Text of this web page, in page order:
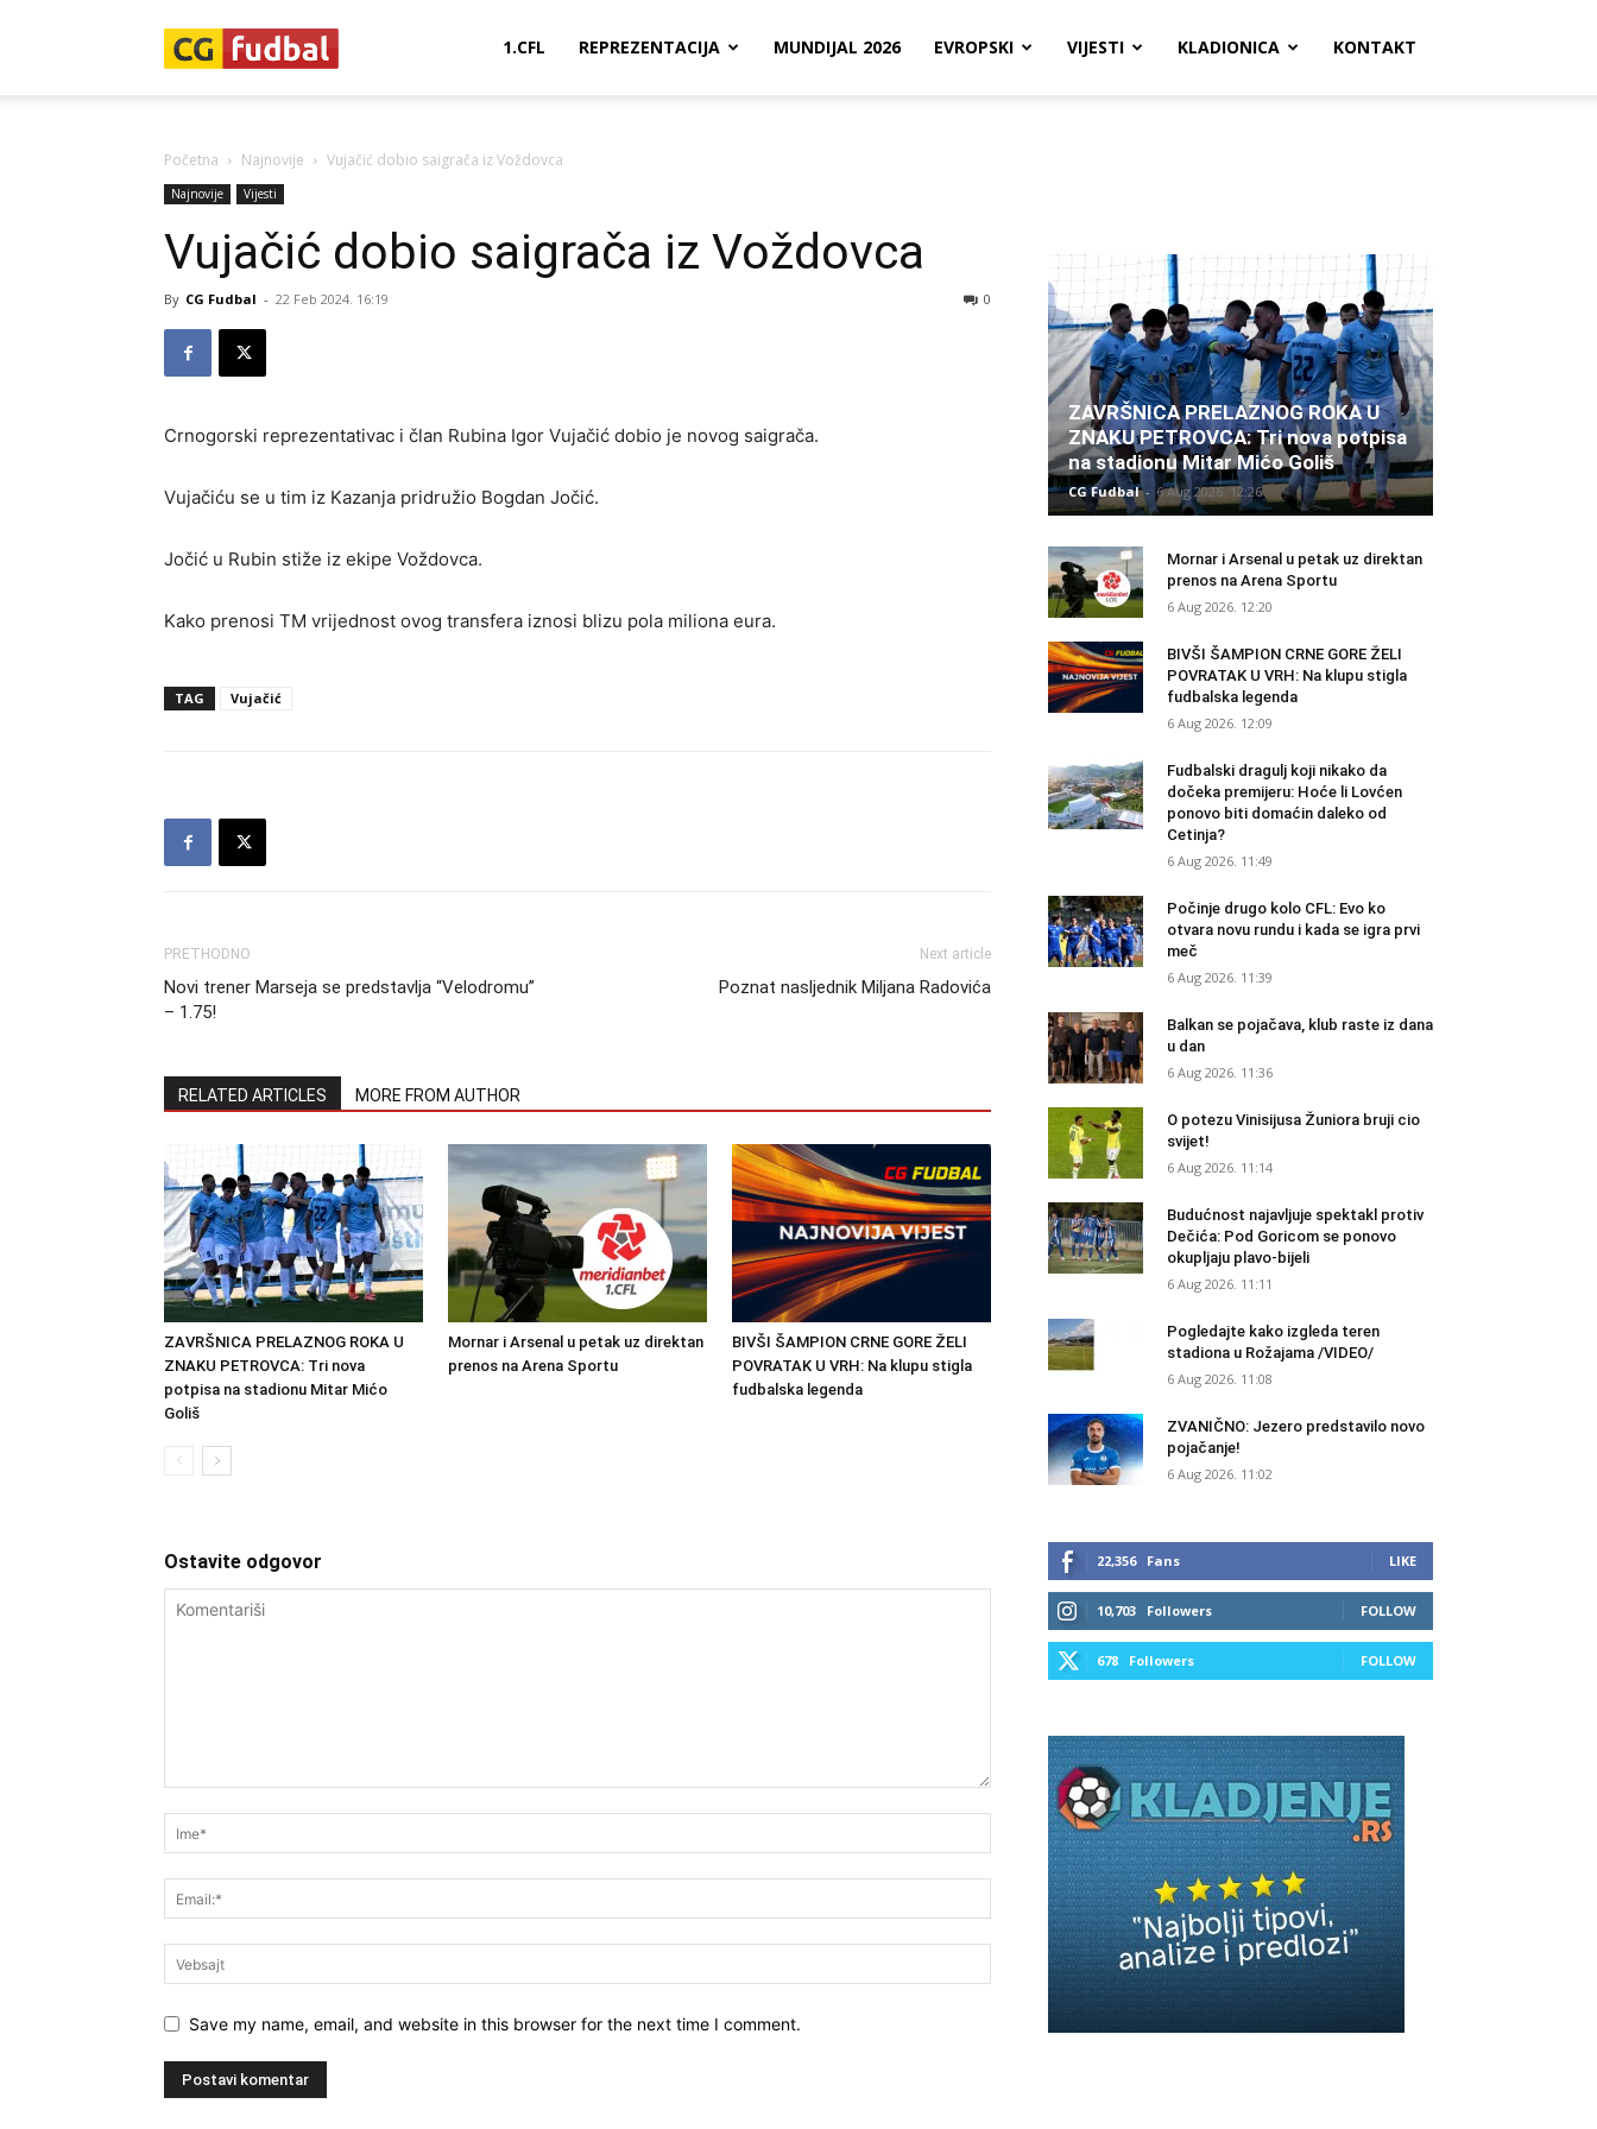
1.CFL REPREZENTACIJA MUNDIJAL 2026 EVROPSKI VIJESTI KLADIONICA KONTAKT
Početna Najnovije Vujačić dobio saigrača iz Voždovca
Najnovije Vijesti
Vujačić dobio saigrača iz Voždovca
By CG Fudbal - 22 Feb 2024. 16:19 0
Crnogorski reprezentativac i član Rubina Igor Vujačić dobio je novog saigrača.
Vujačiću se u tim iz Kazanja pridružio Bogdan Jočić.
Jočić u Rubin stiže iz ekipe Voždovca.
Kako prenosi TM vrijednost ovog transfera iznosi blizu pola miliona eura.
TAG Vujačić
PRETHODNO
Novi trener Marseja se predstavlja “Velodromu”
– 1.75!
Next article
Poznat nasljednik Miljana Radovića
RELATED ARTICLES MORE FROM AUTHOR
ZAVRŠNICA PRELAZNOG ROKA U
ZNAKU PETROVCA: Tri nova
potpisa na stadionu Mitar Mićo
Goliš
Mornar i Arsenal u petak uz direktan
prenos na Arena Sportu
BIVŠI ŠAMPION CRNE GORE ŽELI
POVRATAK U VRH: Na klupu stigla
fudbalska legenda
Ostavite odgovor
Save my name, email, and website in this browser for the next time I comment.
ZAVRŠNICA PRELAZNOG ROKA U
ZNAKU PETROVCA: Tri nova potpisa
na stadionu Mitar Mićo Goliš
CG Fudbal - 6 Aug 2026. 12:26
Mornar i Arsenal u petak uz direktan
prenos na Arena Sportu
6 Aug 2026. 12:20
BIVŠI ŠAMPION CRNE GORE ŽELI
POVRATAK U VRH: Na klupu stigla
fudbalska legenda
6 Aug 2026. 12:09
Fudbalski dragulj koji nikako da
dočeka premijeru: Hoće li Lovćen
ponovo biti domaćin daleko od
Cetinja?
6 Aug 2026. 11:49
Počinje drugo kolo CFL: Evo ko
otvara novu rundu i kada se igra prvi
meč
6 Aug 2026. 11:39
Balkan se pojačava, klub raste iz dana
u dan
6 Aug 2026. 11:36
O potezu Vinisijusa Žuniora bruji cio
svijet!
6 Aug 2026. 11:14
Budućnost najavljuje spektakl protiv
Dečića: Pod Goricom se ponovo
okupljaju plavo-bijeli
6 Aug 2026. 11:11
Pogledajte kako izgleda teren
stadiona u Rožajama /VIDEO/
6 Aug 2026. 11:08
ZVANIČNO: Jezero predstavilo novo
pojačanje!
6 Aug 2026. 11:02
22,356 Fans LIKE
10,703 Followers FOLLOW
678 Followers FOLLOW